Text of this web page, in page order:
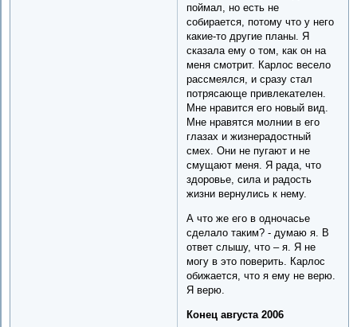
поймал, но есть не
собирается, потому что у него
какие-то другие планы. Я
сказала ему о том, как он на
меня смотрит. Карлос весело
рассмеялся, и сразу стал
потрясающе привлекателен.
Мне нравится его новый вид.
Мне нравятся молнии в его
глазах и жизнерадостный
смех. Они не пугают и не
смущают меня. Я рада, что
здоровье, сила и радость
жизни вернулись к нему.
А что же его в одночасье
сделало таким? - думаю я. В
ответ слышу, что – я. Я не
могу в это поверить. Карлос
обижается, что я ему не верю.
Я верю.
Конец августа 2006